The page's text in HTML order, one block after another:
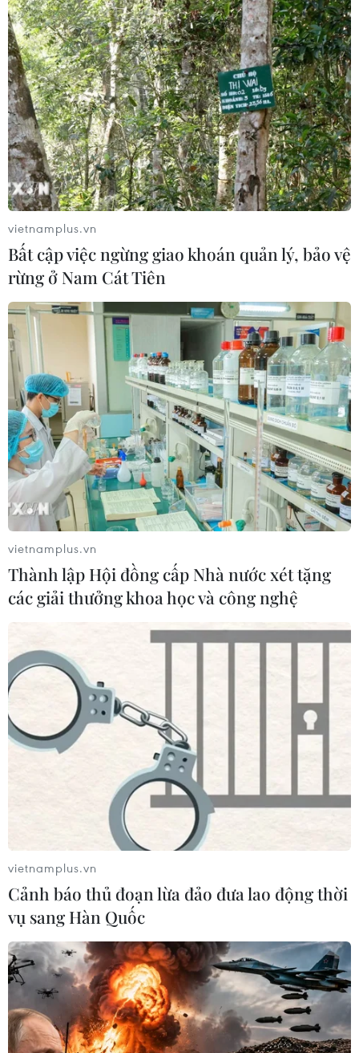
vietnamplus.vn
Bất cập việc ngừng giao khoán quản lý, bảo vệ
rừng ở Nam Cát Tiên
vietnamplus.vn
Thành lập Hội đồng cấp Nhà nước xét tặng
các giải thưởng khoa học và công nghệ
vietnamplus.vn
Cảnh báo thủ đoạn lừa đảo đưa lao động thời
vụ sang Hàn Quốc